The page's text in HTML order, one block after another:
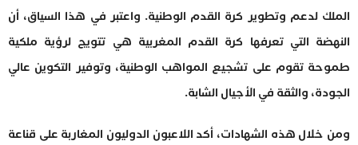
الملك لدعم وتطوير كرة القدم الوطنية. واعتبر في هذا السياق، أن
النهضة التي تعرفها كرة القدم المغربية هي تتويج لرؤية ملكية
طموحة تقوم على تشجيع المواهب الوطنية، وتوفير التكوين عالي
الجودة، والثقة في الأجيال الشابة.
ومن خلال هذه الشهادات، أكد اللاعبون الدوليون المغاربة على قناعة